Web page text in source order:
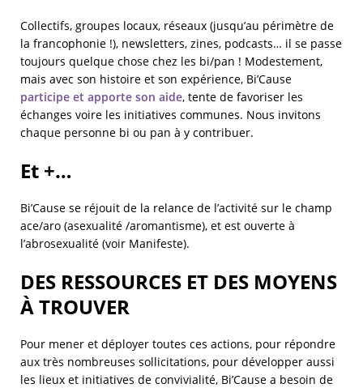
Collectifs, groupes locaux, réseaux (jusqu’au périmètre de
la francophonie !), newsletters, zines, podcasts… il se passe
toujours quelque chose chez les bi/pan ! Modestement,
mais avec son histoire et son expérience, Bi’Cause
participe et apporte son aide, tente de favoriser les
échanges voire les initiatives communes. Nous invitons
chaque personne bi ou pan à y contribuer.
Et +…
Bi’Cause se réjouit de la relance de l’activité sur le champ
ace/aro (asexualité /aromantisme), et est ouverte à
l’abrosexualité (voir Manifeste).
DES RESSOURCES ET DES MOYENS
À TROUVER
Pour mener et déployer toutes ces actions, pour répondre
aux très nombreuses sollicitations, pour développer aussi
les lieux et initiatives de convivialité, Bi’Cause a besoin de